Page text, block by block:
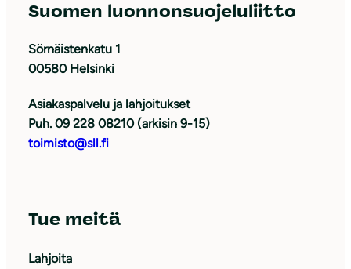
Suomen luonnonsuojeluliitto
Sörnäistenkatu 1
00580 Helsinki
Asiakaspalvelu ja lahjoitukset
Puh. 09 228 08210 (arkisin 9-15)
toimisto@sll.fi
Tue meitä
Lahjoita